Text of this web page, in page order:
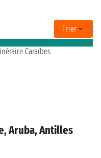
Trier
Aruba, Antilles